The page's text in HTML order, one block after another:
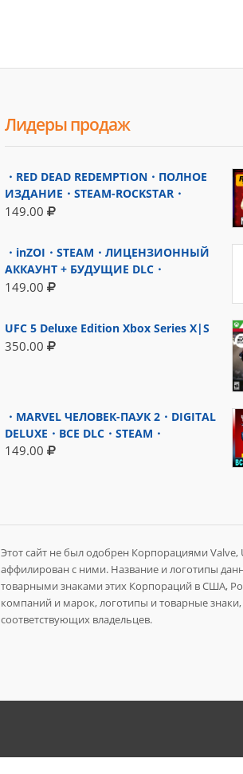
Лидеры продаж
・RED DEAD REDEMPTION・ПОЛНОЕ
ИЗДАНИЕ・STEAM-ROCKSTAR・
149.00
・inZOI・STEAM・ЛИЦЕНЗИОННЫЙ
АККАУНТ + БУДУЩИЕ DLC・
149.00
UFC 5 Deluxe Edition Xbox Series X|S
350.00
・MARVEL ЧЕЛОВЕК-ПАУК 2・DIGITAL
DELUXE・ВСЕ DLC・STEAM・
149.00
Этот сайт не был одобрен Корпорациями
аффилирован с ними. Название и логотипы
товарными знаками этих Корпораций в США,
компаний и марок, логотипы и товарные
соответствующих владельцев.